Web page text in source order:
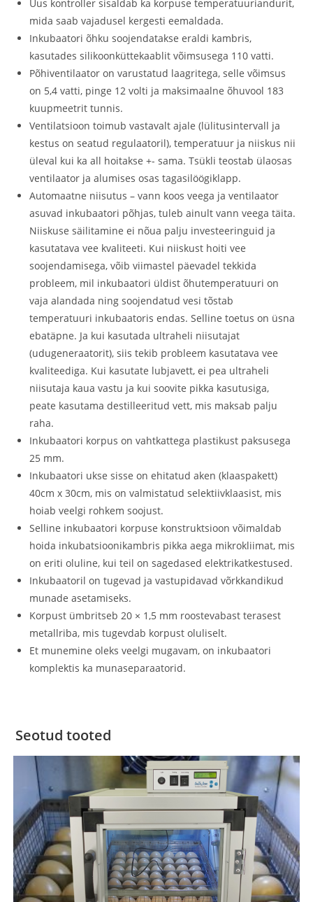
Uus kontroller sisaldab ka korpuse temperatuuriandurit,
mida saab vajadusel kergesti eemaldada.
Inkubaatori õhku soojendatakse eraldi kambris,
kasutades silikoonküttekaablit võimsusega 110 vatti.
Põhiventilaator on varustatud laagritega, selle võimsus
on 5,4 vatti, pinge 12 volti ja maksimaalne õhuvool 183
kuupmeetrit tunnis.
Ventilatsioon toimub vastavalt ajale (lülitusintervall ja
kestus on seatud regulaatoril), temperatuur ja niiskus nii
üleval kui ka all hoitakse +- sama. Tsükli teostab ülaosas
ventilaator ja alumises osas tagasilöögiklapp.
Automaatne niisutus – vann koos veega ja ventilaator
asuvad inkubaatori põhjas, tuleb ainult vann veega täita.
Niiskuse säilitamine ei nõua palju investeeringuid ja
kasutatava vee kvaliteeti. Kui niiskust hoiti vee
soojendamisega, võib viimastel päevadel tekkida
probleem, mil inkubaatori üldist õhutemperatuuri on
vaja alandada ning soojendatud vesi tõstab
temperatuuri inkubaatoris endas. Selline toetus on üsna
ebatäpne. Ja kui kasutada ultraheli niisutajat
(udugeneraatorit), siis tekib probleem kasutatava vee
kvaliteediga. Kui kasutate lubjavett, ei pea ultraheli
niisutaja kaua vastu ja kui soovite pikka kasutusiga,
peate kasutama destilleeritud vett, mis maksab palju
raha.
Inkubaatori korpus on vahtkattega plastikust paksusega
25 mm.
Inkubaatori ukse sisse on ehitatud aken (klaaspakett)
40cm x 30cm, mis on valmistatud selektiivklaasist, mis
hoiab veelgi rohkem soojust.
Selline inkubaatori korpuse konstruktsioon võimaldab
hoida inkubatsioonikambris pikka aega mikrokliimat, mis
on eriti oluline, kui teil on sagedased elektrikatkestused.
Inkubaatoril on tugevad ja vastupidavad võrkkandikud
munade asetamiseks.
Korpust ümbritseb 20 × 1,5 mm roostevabast terasest
metallriba, mis tugevdab korpust oluliselt.
Et munemine oleks veelgi mugavam, on inkubaatori
komplektis ka munaseparaatorid.
Seotud tooted